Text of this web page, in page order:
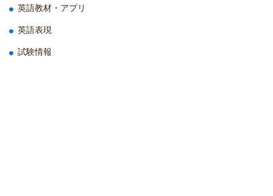
英語教材・アプリ
英語表現
試験情報